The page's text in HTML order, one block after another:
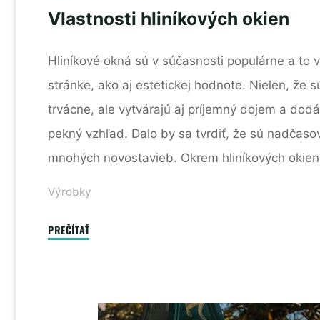
Vlastnosti hliníkových okien
Hliníkové okná sú v súčasnosti populárne a to
stránke, ako aj estetickej hodnote. Nielen, že
trvácne, ale vytvárajú aj príjemný dojem a
pekný vzhľad. Dalo by sa tvrdiť, že sú
mnohých novostavieb. Okrem hliníkových
Výrobky
PREČÍTAŤ"Vlastnosti